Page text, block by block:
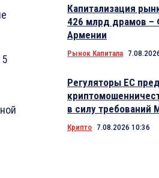
Капитализация
426 млрд драмов –
Армении
Рынок Капитала
Регуляторы ЕС
в силу требований
Крипто 7.08.2026 10:36